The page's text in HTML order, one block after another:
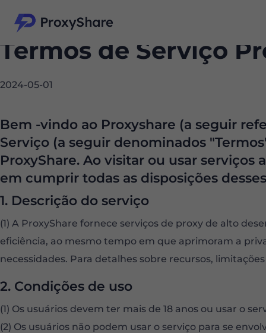
Termos de Serviço
2024-05-01
Bem -vindo ao Proxyshare (a seguir
Serviço (a seguir denominados
ProxyShare. Ao visitar ou usar
em cumprir todas as disposições
1. Descrição do serviço
(1) A ProxyShare fornece serviços de proxy de alto
eficiência, ao mesmo tempo em que aprimoram a
necessidades. Para detalhes sobre recursos,
2. Condições de uso
(1) Os usuários devem ter mais de 18 anos ou usar o
(2) Os usuários não podem usar o serviço para se